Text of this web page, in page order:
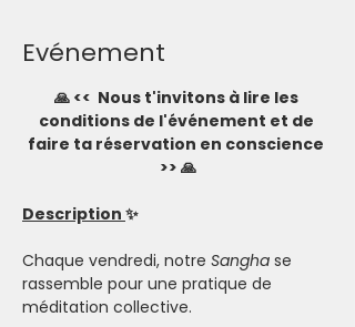
Evénement
🙏 <<  Nous t'invitons à lire les
conditions de l'événement et de
faire ta réservation en conscience
>> 🙏
Description ✨
Chaque vendredi, notre Sangha se
rassemble pour une pratique de
méditation collective.